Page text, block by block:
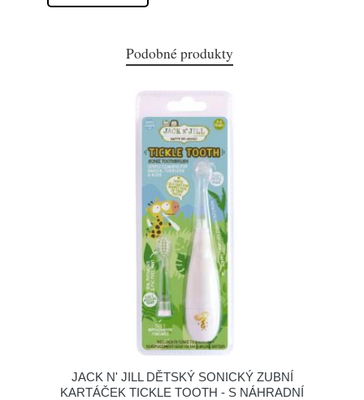
Podobné produkty
JACK N' JILL DĚTSKÝ SONICKÝ ZUBNÍ
KARTÁČEK TICKLE TOOTH - S NÁHRADNÍ